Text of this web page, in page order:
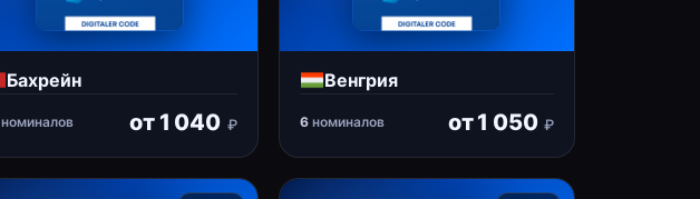
Бахрейн
номиналов от 1 040 ₽
Венгрия
6номиналов от1 050 ₽